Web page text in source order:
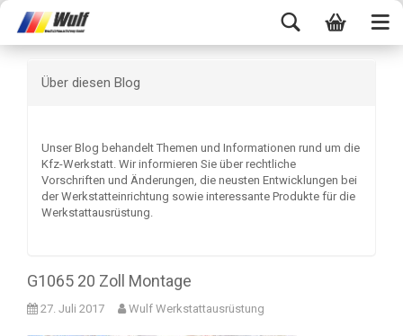
Über diesen Blog
Unser Blog behandelt Themen und Informationen rund um die
Kfz-Werkstatt. Wir informieren Sie über rechtliche
Vorschriften und Änderungen, die neusten Entwicklungen bei
der Werkstatteinrichtung sowie interessante Produkte für die
Werkstattausrüstung.
G1065 20 Zoll Montage
27. Juli 2017 Wulf Werkstattausrüstung